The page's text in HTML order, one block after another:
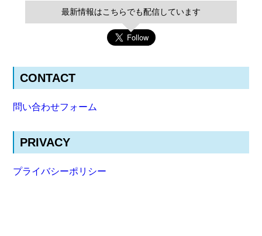
最新情報はこちらでも配信しています
CONTACT
問い合わせフォーム
PRIVACY
プライバシーポリシー